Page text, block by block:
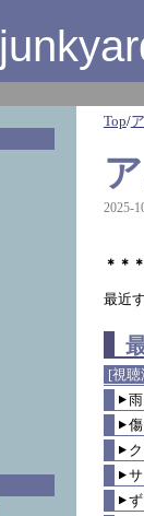
Top/
2025-
＊＊
最近
[視聴
▼
▼
▼
▼
▼